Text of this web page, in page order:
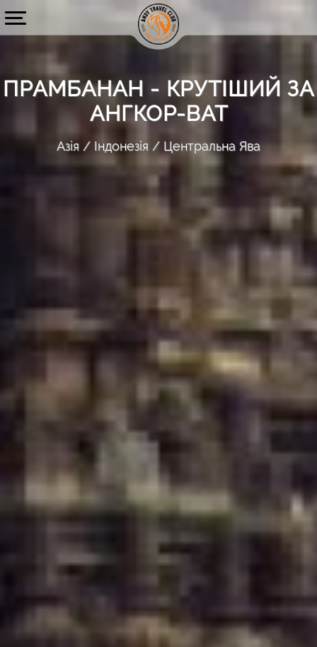
ПРАМБАНАН - КРУТІШИЙ ЗА
АНГКОР-ВАТ
Азія Індонезія Центральна Ява